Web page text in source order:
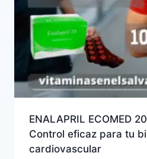
ENALAPRIL ECOMED
Control eficaz para tu
cardiovascular